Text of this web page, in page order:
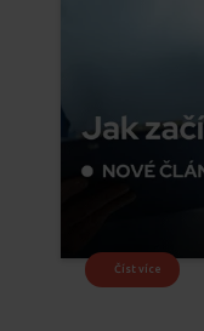
Číst více